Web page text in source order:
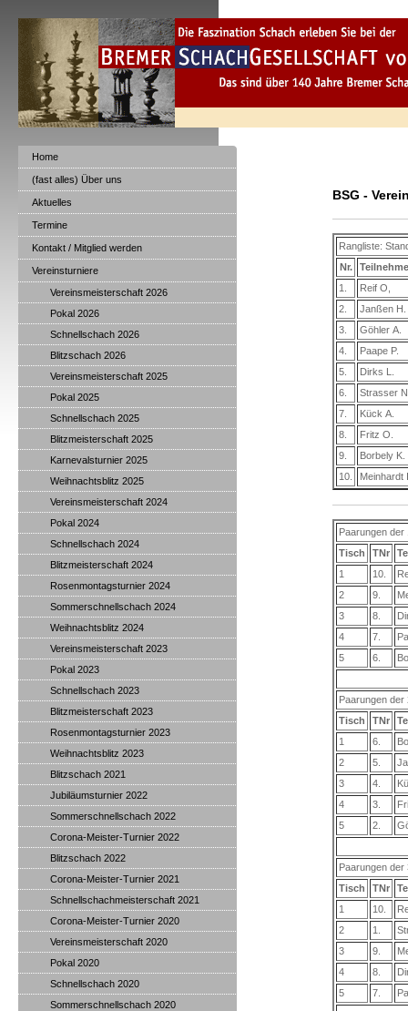
BSG -
Rangliste:
Nr.
1.
Reif O,
2.
Janßen H.
3.
Göhler A.
4.
Paape P.
5.
Dirks L.
6.
Strasser
7.
Kück A.
8.
Fritz O.
9.
Borbely K.
10.
Meinhardt
Paarungen der
Tisch
TNr
1
10.
2
9.
3
8.
4
7.
5
6.
Paarungen der
Tisch
TNr
1
6.
2
5.
3
4.
4
3.
5
2.
Paarungen der
Tisch
TNr
1
10.
2
1.
3
9.
4
8.
5
7.
Home
(fast alles) Über uns
Aktuelles
Termine
Kontakt / Mitglied werden
Vereinsturniere
Vereinsmeisterschaft 2026
Pokal 2026
Schnellschach 2026
Blitzschach 2026
Vereinsmeisterschaft 2025
Pokal 2025
Schnellschach 2025
Blitzmeisterschaft 2025
Karnevalsturnier 2025
Weihnachtsblitz 2025
Vereinsmeisterschaft 2024
Pokal 2024
Schnellschach 2024
Blitzmeisterschaft 2024
Rosenmontagsturnier 2024
Sommerschnellschach 2024
Weihnachtsblitz 2024
Vereinsmeisterschaft 2023
Pokal 2023
Schnellschach 2023
Blitzmeisterschaft 2023
Rosenmontagsturnier 2023
Weihnachtsblitz 2023
Blitzschach 2021
Jubiläumsturnier 2022
Sommerschnellschach 2022
Corona-Meister-Turnier 2022
Blitzschach 2022
Corona-Meister-Turnier 2021
Schnellschachmeisterschaft 2021
Corona-Meister-Turnier 2020
Vereinsmeisterschaft 2020
Pokal 2020
Schnellschach 2020
Sommerschnellschach 2020